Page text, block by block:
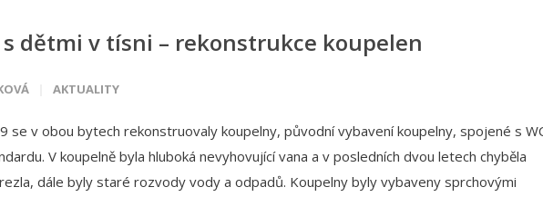
dětmi v tísni – rekonstrukce koupelen
AKTUALITY
se v obou bytech rekonstruovaly koupelny, původní vybavení koupelny, spojené s
V koupelně byla hluboká nevyhovující vana a v posledních dvou letech chyběla
dále byly staré rozvody vody a odpadů. Koupelny byly vybaveny sprchovými